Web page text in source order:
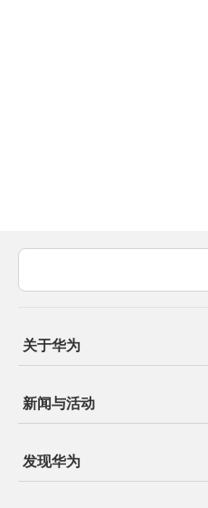
关于华为
新闻与活动
发现华为